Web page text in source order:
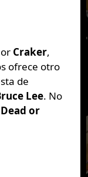
Craker,
ofrece otro
de
Lee. No
Dead or